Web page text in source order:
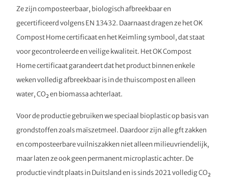
Ze zijn composteerbaar, biologisch afbreekbaar en
gecertificeerd volgens EN 13432. Daarnaast dragen ze het OK
Compost Home certificaat en het Keimling symbool, dat staat
voor gecontroleerde en veilige kwaliteit. Het OK Compost
Home certificaat garandeert dat het product binnen enkele
weken volledig afbreekbaar is in de thuiscompost en alleen
water, CO₂ en biomassa achterlaat.
Voor de productie gebruiken we speciaal bioplastic op basis van
grondstoffen zoals maïszetmeel. Daardoor zijn alle gft zakken
en composteerbare vuilniszakken niet alleen milieuvriendelijk,
maar laten ze ook geen permanent microplastic achter. De
productie vindt plaats in Duitsland en is sinds 2021 volledig CO₂